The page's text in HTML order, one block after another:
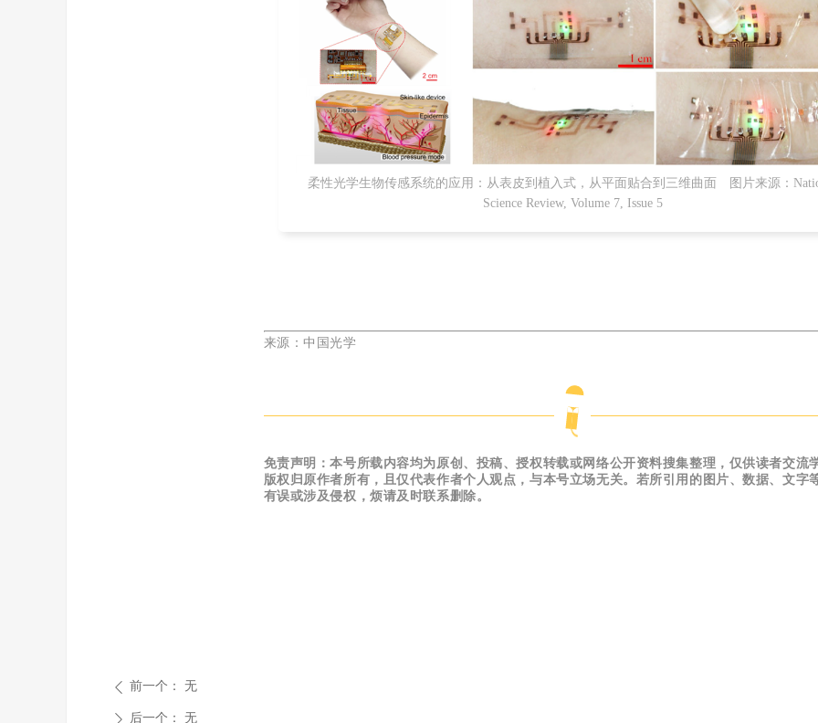
柔性光学生物传感系统的应用：从表皮到植入式，从平面贴合到三维曲面 图片来源：
Science Review, Volume 7, Issue 5
来源：中国光学
免责声明：本号所载内容均为原创、投稿、授权转载或网络公开资料搜集整理，仅供读者交流
版权归原作者所有，且仅代表作者个人观点，与本号立场无关。若所引用的图片、数据、文字
有误或涉及侵权，烦请及时联系删除。
ꄴ 前一个： 无
ꄲ 后一个： 无